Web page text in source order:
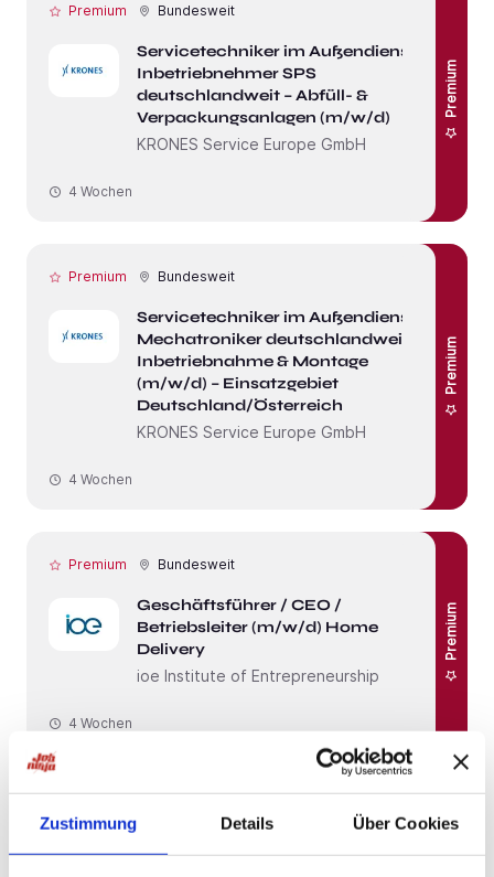
Zustimmung Details Über Cookies
Premium Bundesweit
Servicetechniker im Außendienst /
Inbetriebnehmer SPS
deutschlandweit – Abfüll- &
Verpackungsanlagen (m/w/d)
KRONES Service Europe GmbH
Premium
4 Wochen
Premium Bundesweit
Servicetechniker im Außendienst /
Mechatroniker deutschlandweit –
Inbetriebnahme & Montage
(m/w/d) – Einsatzgebiet
Deutschland/Österreich
KRONES Service Europe GmbH
Premium
4 Wochen
Premium Bundesweit
Geschäftsführer / CEO /
Betriebsleiter (m/w/d) Home
Delivery
ioe Institute of Entrepreneurship
Premium
4 Wochen
Pflegefachkraft (m/w/d) in Teilzeit -